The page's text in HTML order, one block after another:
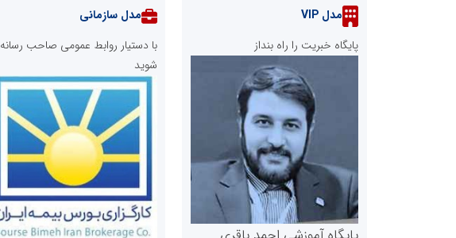
مدل VIP
پایگاه خبریت را راه بنداز
مدل سازمانی
با دستیار روابط عمومی صاحب رسانه
شوید